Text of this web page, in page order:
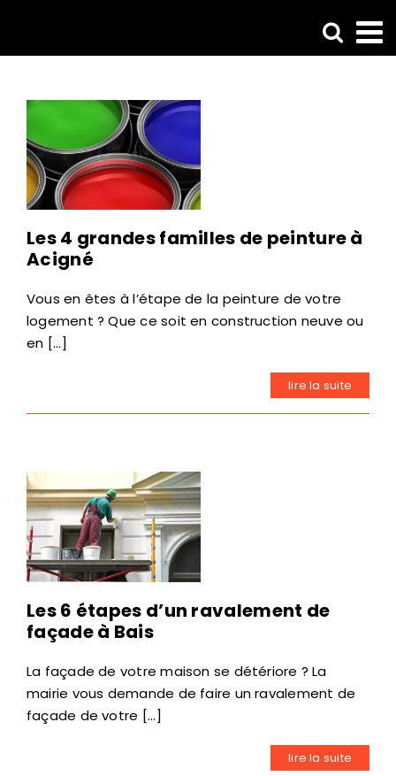
contenu
Les 4 grandes familles de peinture à
Acigné
Vous en êtes à l’étape de la peinture de votre
logement ? Que ce soit en construction neuve ou
en [...]
lire la suite
Les 6 étapes d’un ravalement de
façade à Bais
La façade de votre maison se détériore ? La
mairie vous demande de faire un ravalement de
façade de votre [...]
lire la suite